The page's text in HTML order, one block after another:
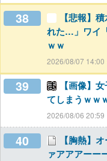
38
【悲報】
れた…」ワイ
ｗｗ
2026/08/07 14:00
39
【画像】
てしまうｗｗ
2026/08/06 20:59
40
【胸熱】
ァアアアーー